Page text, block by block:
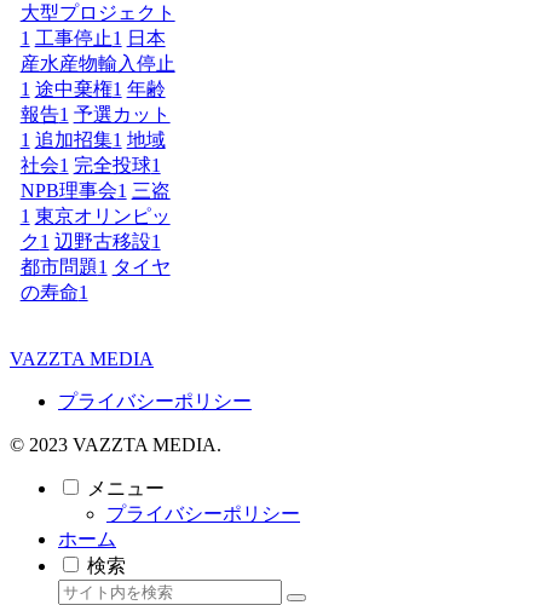
大型プロジェクト
1 工事停止1 日本
産水産物輸入停止
1 途中棄権1 年齢
報告1 予選カット
1 追加招集1 地域
社会1 完全投球1
NPB理事会1 三盗
1 東京オリンピッ
ク1 辺野古移設1
都市問題1 タイヤ
の寿命1
VAZZTA MEDIA
プライバシーポリシー
© 2023 VAZZTA MEDIA.
メニュー
プライバシーポリシー
ホーム
検索